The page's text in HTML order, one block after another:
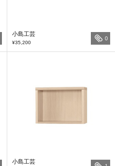
小島工芸
¥35,200
0
小島工芸